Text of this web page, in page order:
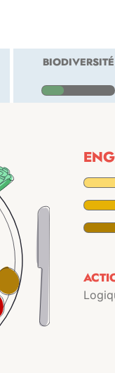
BIODIVERSITÉ